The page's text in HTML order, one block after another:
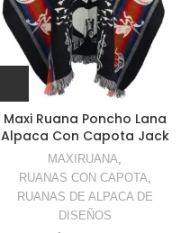
Maxi Ruana Poncho Lana
Alpaca Con Capota Jack
MAXIRUANA,
RUANAS CON CAPOTA,
RUANAS DE ALPACA DE
DISEÑOS